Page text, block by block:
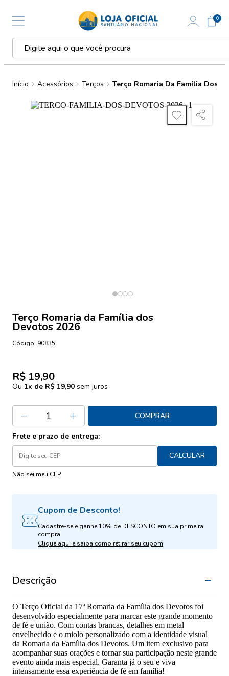
0
Início Acessórios Terços Terço Romaria Da Família Dos
Terço Romaria da Família dos
Devotos 2026
Código: 90835
R$ 19,90
Ou 1x de R$ 19,90 sem juros
COMPRAR
Frete e prazo de entrega:
CALCULAR
Não sei meu CEP
Cupom de Desconto!
Cadastre-se e ganhe 10% de DESCONTO em sua primeira
compra!
Clique aqui e saiba como retirar seu cupom
Descrição
O Terço Oficial da 17ª Romaria da Família dos Devotos foi
desenvolvido especialmente para marcar este grande momento
de fé e união. Com contas brancas, detalhes em metal
envelhecido e o miolo personalizado com a identidade visual
da Romaria da Família dos Devotos. Um item exclusivo para
acompanhar suas orações e tornar sua participação neste grande
evento ainda mais especial. Garanta já o seu e viva
intensamente essa experiência de fé em família!